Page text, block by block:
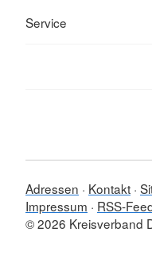
Service
Adressen Kontakt
Impressum
RSS-
© 2026 Kreisverband